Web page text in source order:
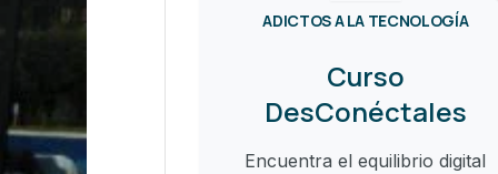
ADICTOS A LA TECNOLOGÍA
Curso
DesConéctales
Encuentra el equilibrio digital